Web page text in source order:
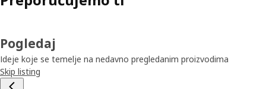
Pogledaj
Ideje koje se temelje na nedavno pregledanim proizvodima
Skip listing